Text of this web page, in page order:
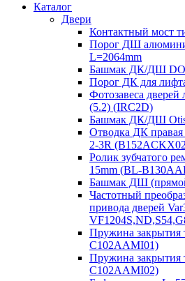
Каталог
Двери
Контактный мост
Порог ДШ
L=2064mm
Башмак ДК/ДШ DO
Порог ДК для
Фотозавеса
(5.2) (IRC2D)
Башмак ДК/ДШ
Отводка ДК
2-3R
Ролик зубчатого
15mm (BL-
Башмак ДШ
Частотный
привода дверей
Пружина закрытия
C102AAMI01)
Пружина закрытия
C102AAMI02)